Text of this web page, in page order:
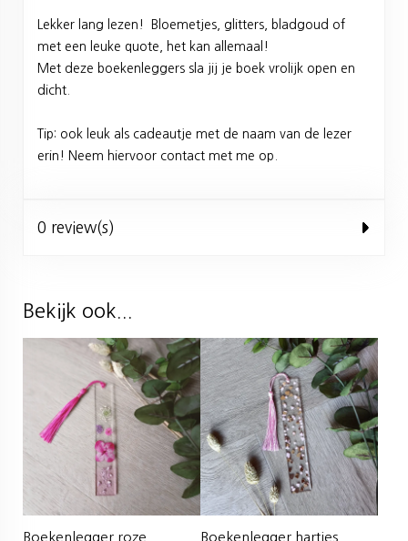
Lekker lang lezen! Bloemetjes, glitters, bladgoud of
met een leuke quote, het kan allemaal!
Met deze boekenleggers sla jij je boek vrolijk open en
dicht.
Tip: ook leuk als cadeautje met de naam van de lezer
erin! Neem hiervoor contact met me op.
0 review(s)
Bekijk ook...
Boekenlegger roze
Boekenlegger hartjes